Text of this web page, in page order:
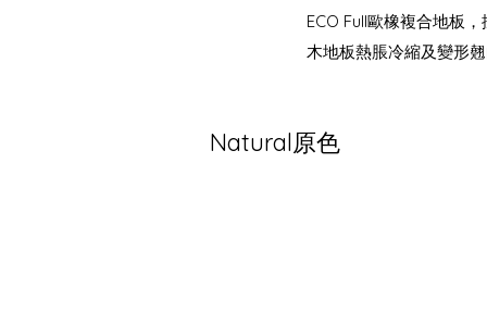
ECO Full歐橡複合地板
木地板熱脹冷縮及變形
Natural原色